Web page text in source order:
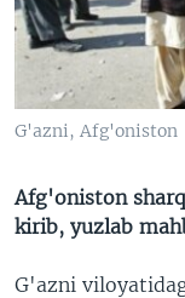
VIDEO
XABARLAR
ODNOKLASSNIKI
TELEGRAM
TWITTER
G'azni, Afg'oniston
Afg'oniston
kirib, yuzlab
G'azni